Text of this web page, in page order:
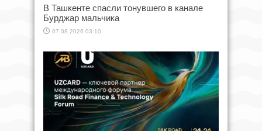
В Ташкенте спасли тонувшего в канале
Бурджар мальчика
07.08.2026 03:10